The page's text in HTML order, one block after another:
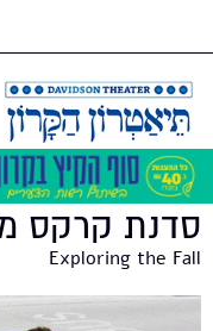
סדנת קרקס
Exploring the Fall